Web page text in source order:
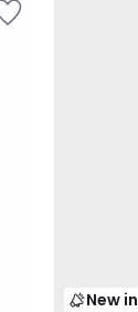
New in